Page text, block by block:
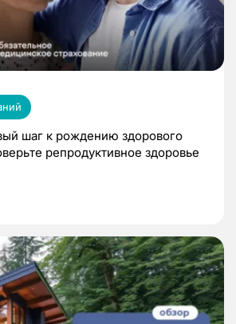
шаг к рождению здорового
репродуктивное здоровье